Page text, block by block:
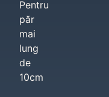
Pentru
păr
mai
lung
de
10cm